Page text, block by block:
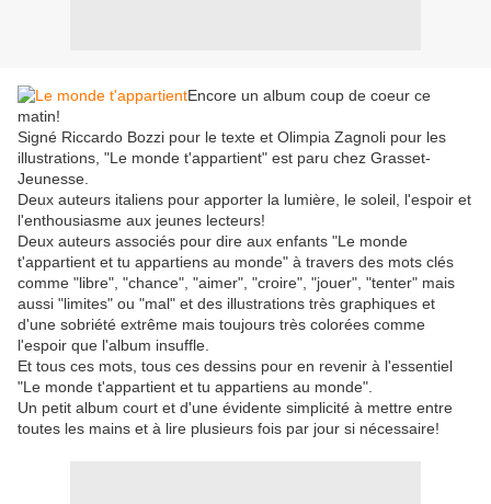
Encore un album coup de coeur ce
matin!
Signé Riccardo Bozzi pour le texte et Olimpia Zagnoli pour les
illustrations, "Le monde t'appartient" est paru chez Grasset-
Jeunesse.
Deux auteurs italiens pour apporter la lumière, le soleil, l'espoir et
l'enthousiasme aux jeunes lecteurs!
Deux auteurs associés pour dire aux enfants "Le monde
t'appartient et tu appartiens au monde" à travers des mots clés
comme "libre", "chance", "aimer", "croire", "jouer", "tenter" mais
aussi "limites" ou "mal" et des illustrations très graphiques et
d'une sobriété extrême mais toujours très colorées comme
l'espoir que l'album insuffle.
Et tous ces mots, tous ces dessins pour en revenir à l'essentiel
"Le monde t'appartient et tu appartiens au monde".
Un petit album court et d'une évidente simplicité à mettre entre
toutes les mains et à lire plusieurs fois par jour si nécessaire!